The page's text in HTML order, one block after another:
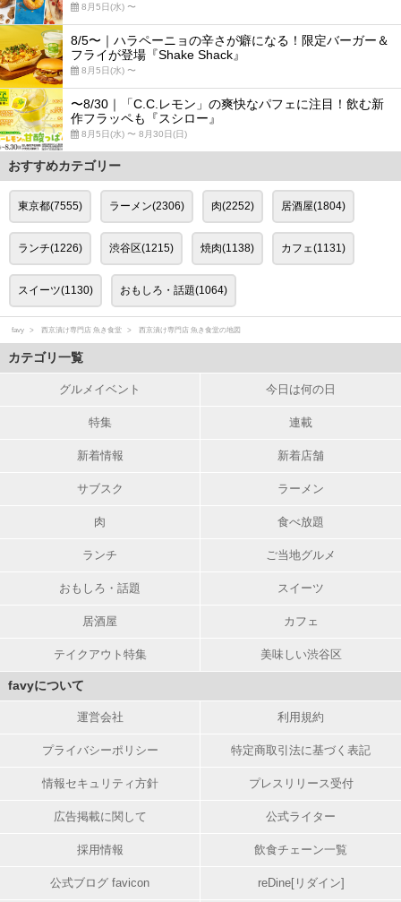
8月5日(水) 〜
8/5〜｜ハラペーニョの辛さが癖になる！限定バーガー＆
フライが登場『Shake Shack』
8月5日(水) 〜
〜8/30｜「C.C.レモン」の爽快なパフェに注目！飲む新
作フラッペも『スシロー』
8月5日(水) 〜 8月30日(日)
おすすめカテゴリー
東京都(7555) ラーメン(2306) 肉(2252) 居酒屋(1804)
ランチ(1226) 渋谷区(1215) 焼肉(1138) カフェ(1131)
スイーツ(1130) おもしろ・話題(1064)
favy 西京漬け専門店 魚き食堂 西京漬け専門店 魚き食堂の地図
カテゴリ一覧
グルメイベント 今日は何の日
特集 連載
新着情報 新着店舗
サブスク ラーメン
肉 食べ放題
ランチ ご当地グルメ
おもしろ・話題 スイーツ
居酒屋 カフェ
テイクアウト特集 美味しい渋谷区
favyについて
運営会社 利用規約
プライバシーポリシー 特定商取引法に基づく表記
情報セキュリティ方針 プレスリリース受付
広告掲載に関して 公式ライター
採用情報 飲食チェーン一覧
公式ブログ favicon reDine[リダイン]